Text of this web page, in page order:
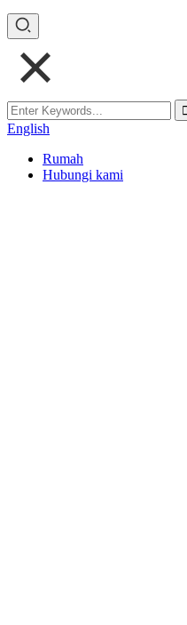
English
Rumah
Hubungi kami